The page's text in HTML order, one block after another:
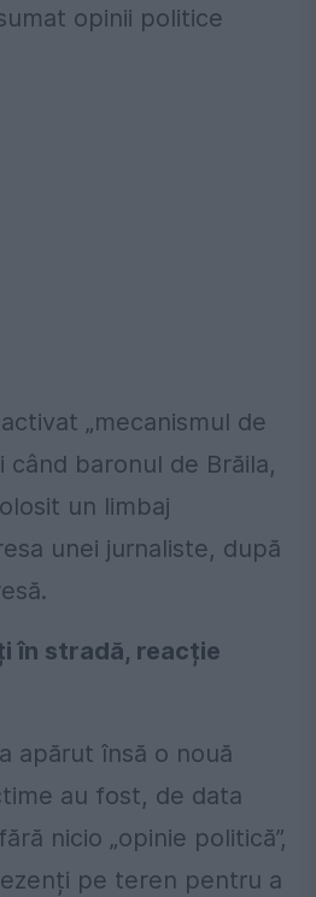
opinii politice
„mecanismul de
când baronul de Brăila,
un limbaj
unei jurnaliste, după
în stradă, reacție
apărut însă o nouă
au fost, de data
nicio „opinie politică”,
pe teren pentru a